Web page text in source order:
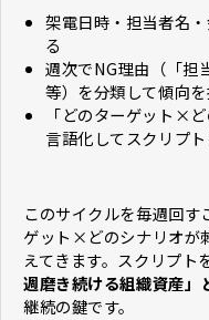
架電日時・担当者名
る
週次でNG理由（「担
等）を分類して傾向
「どのターゲット×
言語化してスクリプ
このサイクルを毎週回
ゲット×どのシナリオが
えてきます。スクリプト
週磨き続ける組織資産」
継続の鍵です。